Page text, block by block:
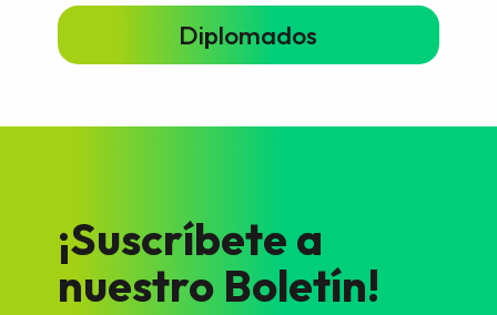
Diplomados
¡Suscríbete a
nuestro Boletín!